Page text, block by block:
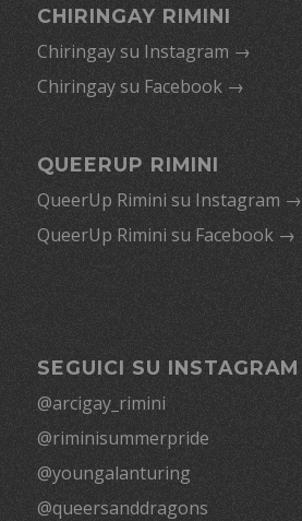
CHIRINGAY RIMINI
Chiringay su Instagram →
Chiringay su Facebook →
QUEERUP RIMINI
QueerUp Rimini su Instagram →
QueerUp Rimini su Facebook →
SEGUICI SU INSTAGRAM
@arcigay_rimini
@riminisummerpride
@youngalanturing
@queersanddragons